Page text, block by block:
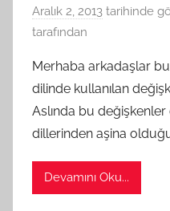
Aralık 2, 2013 tarihinde
tarafından
Merhaba arkadaşlar
dilinde kullanılan
Aslında bu
dillerinden aşina
Devamını Oku...